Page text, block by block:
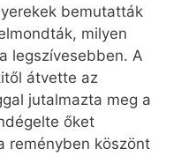
bemutatták
milyen
legszívesebben. A
átvette az
jutalmazta meg a
őket
reményben köszönt